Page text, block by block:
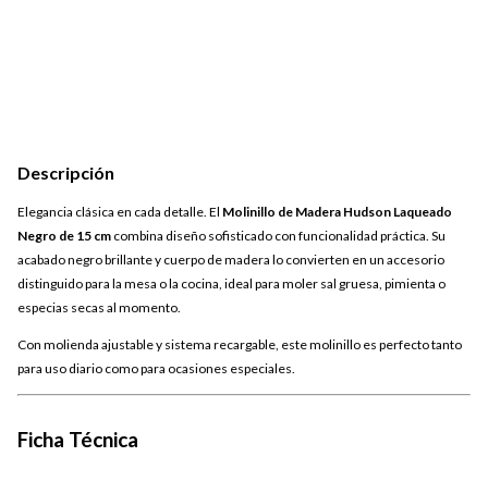
Descripción
Elegancia clásica en cada detalle. El Molinillo de Madera Hudson Laqueado
Negro de 15 cm combina diseño sofisticado con funcionalidad práctica. Su
acabado negro brillante y cuerpo de madera lo convierten en un accesorio
distinguido para la mesa o la cocina, ideal para moler sal gruesa, pimienta o
especias secas al momento.
Con molienda ajustable y sistema recargable, este molinillo es perfecto tanto
para uso diario como para ocasiones especiales.
Ficha Técnica